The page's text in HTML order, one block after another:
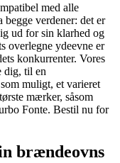
med alle
begge verdener: det er
ud for sin klarhed og
overlegne ydeevne er
konkurrenter. Vores
dig, til en
muligt, et varieret
mærker, såsom
Fonte. Bestil nu for
brændeovns